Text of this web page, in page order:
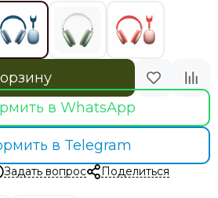
в WhatsApp
в Telegram
Задать вопрос Поделиться